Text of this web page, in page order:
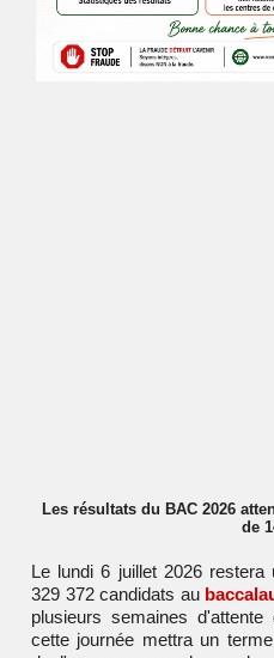
Les résultats du BAC 2026
de
Le lundi 6 juillet 2026 restera une date marquante pour les
329 372 candidats au
plusieurs semaines
cette journée mettra un